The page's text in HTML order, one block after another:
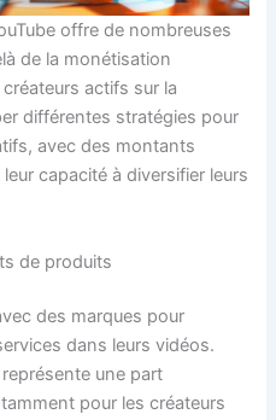
offre de nombreuses
de la monétisation
actifs sur la
différentes stratégies pour
avec des montants
capacité à diversifier leurs
de produits
des marques pour
dans leurs vidéos.
une part
pour les créateurs